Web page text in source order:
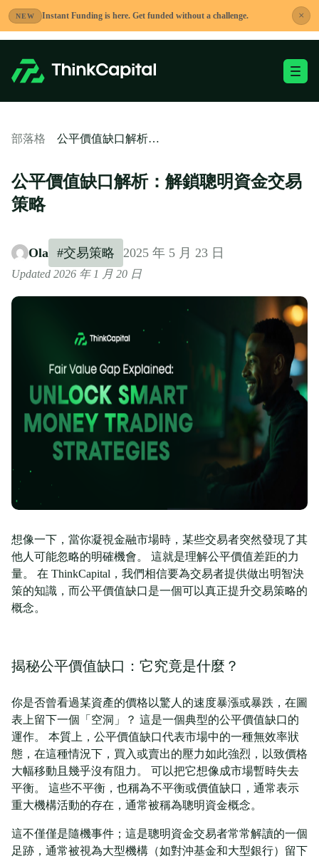
NEW Instant Funding is here. Get funded without a challenge. ×
到
內
切換移動端選單
部落格 公平價值缺口解析：解鎖聰明資金交易策略
公平價值缺口解析：解鎖聰明資金交易
策略
Ola #交易策略 2025 年 5 月 23 日
Updated 2026 年 1 月 20 日
想像一下，當你凝視金融市場時，某些交易者突然發現了其
他人可能忽略的明確機會。 這就是理解公平價值差距的力
量。 在 ThinkCapital，我們相信要為交易者提供做出明智決
策的知識，而公平價值缺口是一個可以真正提升交易策略的
概念。
揭秘公平價值缺口：它究竟是什麼？
你是否曾看過某資產的價格以驚人的速度暴漲或暴跌，在圖
表上留下一個「空洞」？ 這是一個典型的公平價值缺口的
運作。 本質上，公平價值缺口代表市場中的一種無效率狀
態，在這種情況下，買入或賣出的壓力如此強烈，以致價格
大幅移動且幾乎沒有阻力。 可以把它想像成市場暫時失去
平衡。 這些不平衡，也稱為不平衡或價值缺口，通常表示
重大機構活動的存在，通常被稱為聰明資金概念。
這不僅僅是隨機事件；這是聰明資金交易者常常解讀的一個
足跡，通常被視為大型機構（如對沖基金和大型銀行）留下